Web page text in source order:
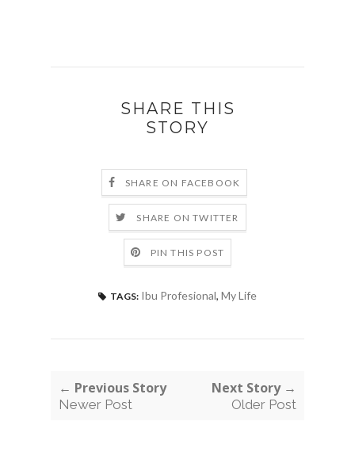
SHARE THIS
STORY
SHARE ON FACEBOOK
SHARE ON TWITTER
PIN THIS POST
TAGS: Ibu Profesional, My Life
← Previous Story
Newer Post
Next Story →
Older Post